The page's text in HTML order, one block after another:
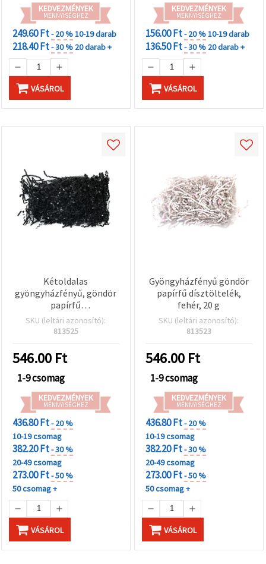
koszorúkhoz és
terráriumokhoz
KEDVEZMÉNYEK
MENNYISÉGHEZ
249.60 Ft- 20 %10-19 darab
218.40 Ft- 30 % 20 darab +
VÁSÁROL
KEDVEZMÉNYEK
MENNYISÉGHEZ
156.00 Ft- 20 %10-19 darab
136.50 Ft- 30 % 20 darab +
VÁSÁROL
Kétoldalas
gyöngyházfényű, göndör
papírfű
csomagolótöltelék –
fekete, 20 g
SKU (leltári azonosító):
813525
546.00 Ft
1-9 csomag
KEDVEZMÉNYEK
MENNYISÉGHEZ
436.80 Ft- 20 %
10-19 csomag
382.20 Ft- 30 %
20-49 csomag
273.00 Ft- 50 %
50 csomag +
VÁSÁROL
Gyöngyházfényű göndör
papírfű dísztöltelék,
fehér, 20 g
SKU (leltári azonosító):
813523
546.00 Ft
1-9 csomag
KEDVEZMÉNYEK
MENNYISÉGHEZ
436.80 Ft- 20 %
10-19 csomag
382.20 Ft- 30 %
20-49 csomag
273.00 Ft- 50 %
50 csomag +
VÁSÁROL